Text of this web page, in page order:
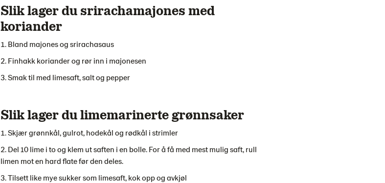
Slik lager du srirachamajones med
koriander
Bland majones og srirachasaus
Finhakk koriander og rør inn i majonesen
Smak til med limesaft, salt og pepper
Slik lager du limemarinerte grønnsaker
Skjær grønnkål, gulrot, hodekål og rødkål i strimler
Del 10 lime i to og klem ut saften i en bolle. For å få med mest mulig saft, rull
limen mot en hard flate før den deles.
Tilsett like mye sukker som limesaft, kok opp og avkjøl